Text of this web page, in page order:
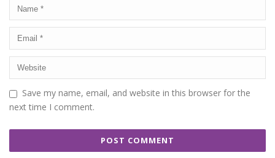
Save my name, email, and website in this browser for the
next time I comment.